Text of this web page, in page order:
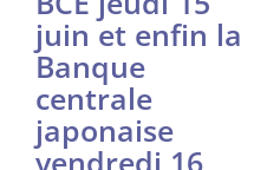
juin et enfin la
Banque
centrale
japonaise
vendredi 16